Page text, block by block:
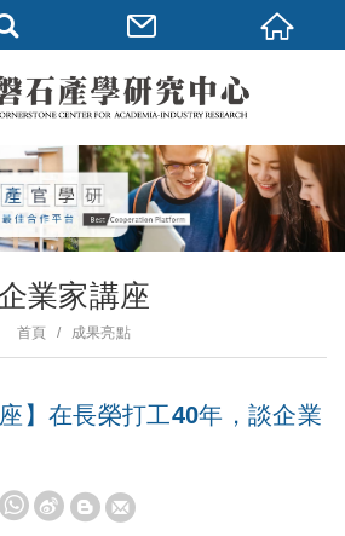
業家講座
首頁 成果亮點
】在長榮打工40年，談企業